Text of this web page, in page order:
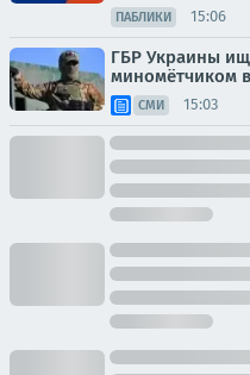
ПАБЛИКИ 15:06
ГБР Украины
миномётчиком
СМИ 15:03